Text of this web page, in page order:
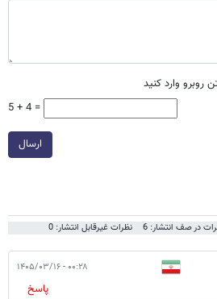
روبرو وارد کنید
5 + 4 =
ارسال
در صف انتشار: 6 نظرات غیرقابل انتشار: 0
۰۰:۲۸ - ۱۴۰۵/۰۳/۱۶
پاسخ